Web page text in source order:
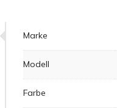
Marke
Modell
Farbe